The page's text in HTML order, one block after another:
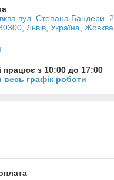
вул. Степана Бандери,
Львів, Україна,
працює з 10:00 до 17:00
весь графік роботи